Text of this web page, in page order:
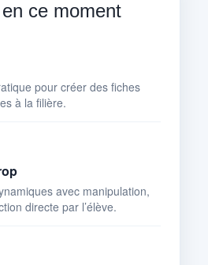
ce moment
pour créer des fiches
à la filière.
avec manipulation,
directe par l’élève.